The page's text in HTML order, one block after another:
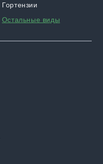
Гортензии
Остальные виды